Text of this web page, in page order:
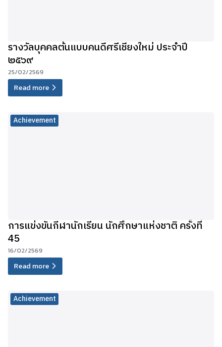
รางวัลบุคคลต้นแบบคนดีศรีเชียงใหม่ ประจำปี
๒๕๖๙
25/02/2569
Read more
Achievement
การแข่งขันกีฬานักเรียน นักศึกษาแห่งชาติ ครั้งที่
45
16/02/2569
Read more
Achievement